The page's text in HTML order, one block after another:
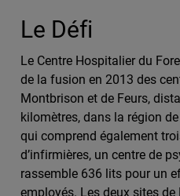
Le Défi
Le Centre Hospitalier du
de la fusion en 2013 des
Montbrison et de Feurs,
kilomètres, dans la région
qui comprend également
d’infirmières, un centre de
rassemble 636 lits pour un
employés. Les deux sites